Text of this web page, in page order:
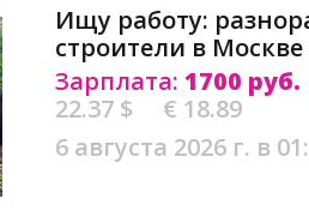
Ищу работу:
строители в Москве
Зарплата: 1700 руб.
22.37 $
€ 18.89
6 августа 2026 г. в